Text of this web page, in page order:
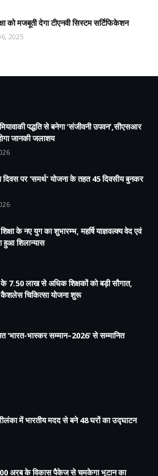
को मजबूती देगा टीएनवी सिस्टम सर्टिफिकेशन
2025
पद्धति से बनेगा ‘संजीवनी उपवन’,सीएसआर
जानकी जलाशय
दिवस पर 'समर्थ' योजना के तहत 45 दिवसीय बुनकर
के नए युग का शुभारम्भ, महर्षि याज्ञवल्क्य वेद एवं
हुआ शिलान्यास
के 7.50 लाख से अधिक शिक्षकों को बड़ी सौगात,
कैशलेस चिकित्सा योजना शुरू
'भारत-भास्कर सम्मान–2026' से सम्मानित
में भारतीय मदद से बने 48 घरों का उद्घाटन
अरब के विकास पैकेज से चमकेगा भूटान का